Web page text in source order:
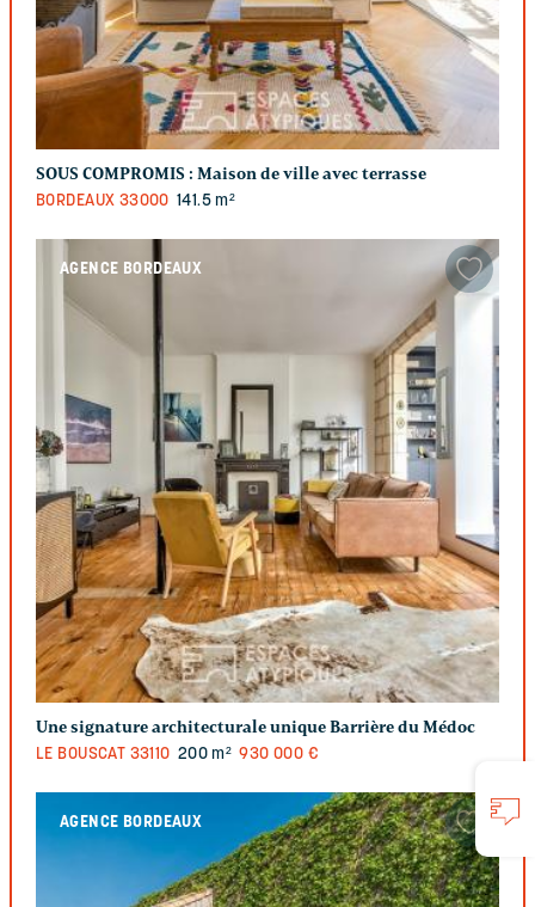
SOUS COMPROMIS : Maison de ville avec terrasse
BORDEAUX 33000 141.5 m²
AGENCE BORDEAUX
Une signature architecturale unique Barrière du Médoc
LE BOUSCAT 33110 200 m² 930 000 €
AGENCE BORDEAUX